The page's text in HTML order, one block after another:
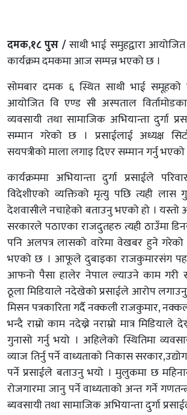
दमक,१८ पुस /साथी भाई समुहद्वारा
कार्यक्रम दमकमा आज सम्पन्न भएको छ ।
सोमबार दमक ६ स्थित साथी भाई समूहको
आयोजित वि एण्ड सी अस्पताल
व्यवसायी तथा सामाजिक अभियान्ता दुर्गा
सम्मान गरेको छ । प्रसाईलाई अध्यक्ष
सयपत्रीको माला लगाइ दिएर सम्मान गर्नु
कार्यक्रममा अभियान्ता दुर्गा प्रसाईले
विदेशीएको व्यक्तिको मृत्यु पछि त्यही लास
देशवासीले नचाहेको बताउनु भएको हो । यस्तो
सरकारले पठाएका राजदुतहरु त्यही ठाउँमा
पनि अलपत्र लासको वारेमा वेखबर हुने गरेको
भएको छ । आफूले दुबाइका राजकुमारसंग
आफनो पैसा हालेर नेपाल ल्याउने काम गरी
ठूला मिडियाले नदेखेको प्रसाईले आरोप
मिसन पत्रकारिता गर्दै नक्कली राजकुमार,
भन्दै राम्रो काम नदेख्ने नराम्रो मात्र
गुनासो गर्नु भयो । अहिलेको स्थितिमा
व्याज तिर्नु पर्ने वाध्यताको निकास
पर्ने प्रसाईले बताउनु भयो । मुलुकमा छ
रोजगारमा जानु पर्ने वाध्यताको अन्त गर्ने
ब्यवसायी तथा सामाजिक अभियान्ता दुर्गा